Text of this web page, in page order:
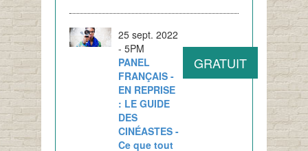
25 sept. 2022
- 5PM
PANEL
FRANÇAIS -
EN REPRISE
: LE GUIDE
DES
CINÉASTES -
Ce que tout
GRATUIT